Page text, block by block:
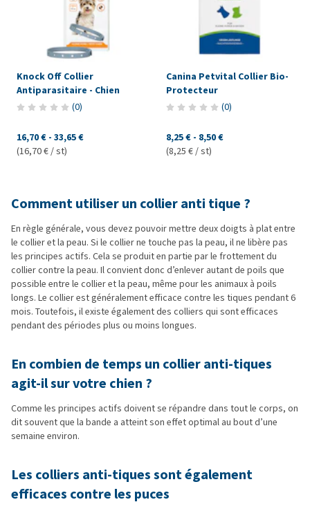
Knock Off Collier
Antiparasitaire - Chien
(0)
16,70 € - 33,65 €
(16,70 € / st)
Canina Petvital Collier Bio-
Protecteur
(0)
8,25 € - 8,50 €
(8,25 € / st)
Comment utiliser un collier anti tique ?
En règle générale, vous devez pouvoir mettre deux doigts à plat entre
le collier et la peau. Si le collier ne touche pas la peau, il ne libère pas
les principes actifs. Cela se produit en partie par le frottement du
collier contre la peau. Il convient donc d’enlever autant de poils que
possible entre le collier et la peau, même pour les animaux à poils
longs. Le collier est généralement efficace contre les tiques pendant 6
mois. Toutefois, il existe également des colliers qui sont efficaces
pendant des périodes plus ou moins longues.
En combien de temps un collier anti-tiques
agit-il sur votre chien ?
Comme les principes actifs doivent se répandre dans tout le corps, on
dit souvent que la bande a atteint son effet optimal au bout d’une
semaine environ.
Les colliers anti-tiques sont également
efficaces contre les puces